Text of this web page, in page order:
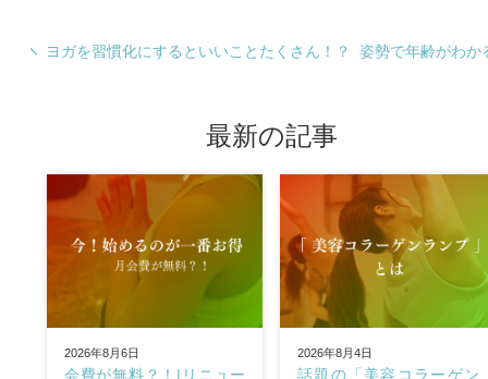
ヨガを習慣化にするといいことたくさん！？ 姿勢で年齢がわか
最新の記事
2026年8月6日
会費が無料？！|リニュー
2026年8月4日
話題の「美容コラーゲン